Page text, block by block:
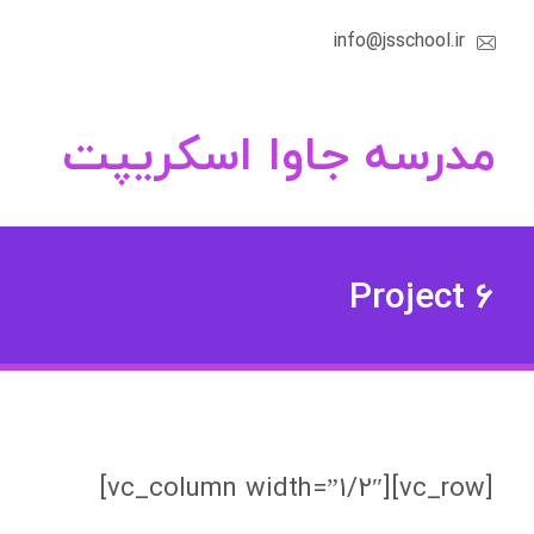
info@jsschool.ir
مدرسه جاوا اسکریپت
Project 6
[vc_row][vc_column width=”1/2″]